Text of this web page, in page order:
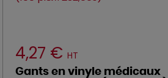
4,27 € HT
Gants en vinyle médicaux